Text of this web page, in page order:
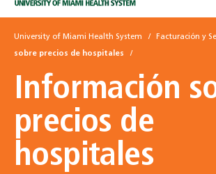
University of Miami Health System Facturación y
sobre precios de hospitales
Información
precios de
hospitales